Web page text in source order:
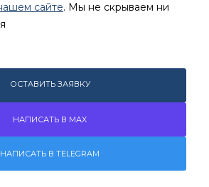
сайте. Мы не скрываем ни
ОСТАВИТЬ ЗАЯВКУ
НАПИСАТЬ В MAX
НАПИСАТЬ В TELEGRAM